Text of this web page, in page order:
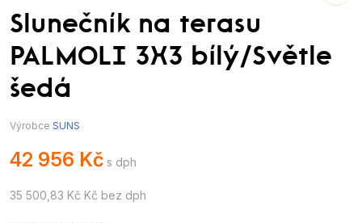
Slunečník na terasu
PALMOLI 3X3 bílý/Světle
šedá
Výrobce SUNS
42 956 Kč s dph
35 500,83 Kč Kč bez dph